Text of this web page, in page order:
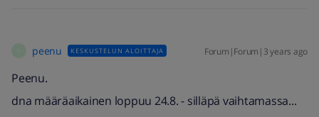
peenu KESKUSTELUN ALOITTAJA Forum|Forum|3 years ago
Peenu.
dna määräaikainen loppuu 24.8. - silläpä vaihtamassa...